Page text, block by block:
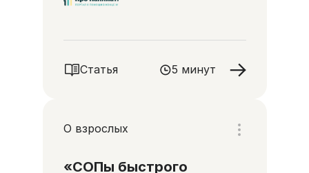
Статья 5 минут
О взрослых
«СОПы быстрого